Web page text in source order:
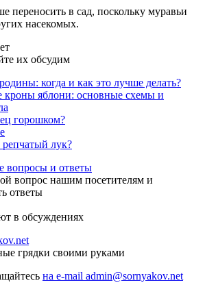
переносить в сад, поскольку муравьи
насекомых.
их обсудим
когда и как это лучше делать?
яблони: основные схемы и
горошком?
лук?
вопросы и ответы
вопрос нашим посетителям и
ответы
в обсуждениях
грядки своими руками
на e-mail admin@sornyakov.net